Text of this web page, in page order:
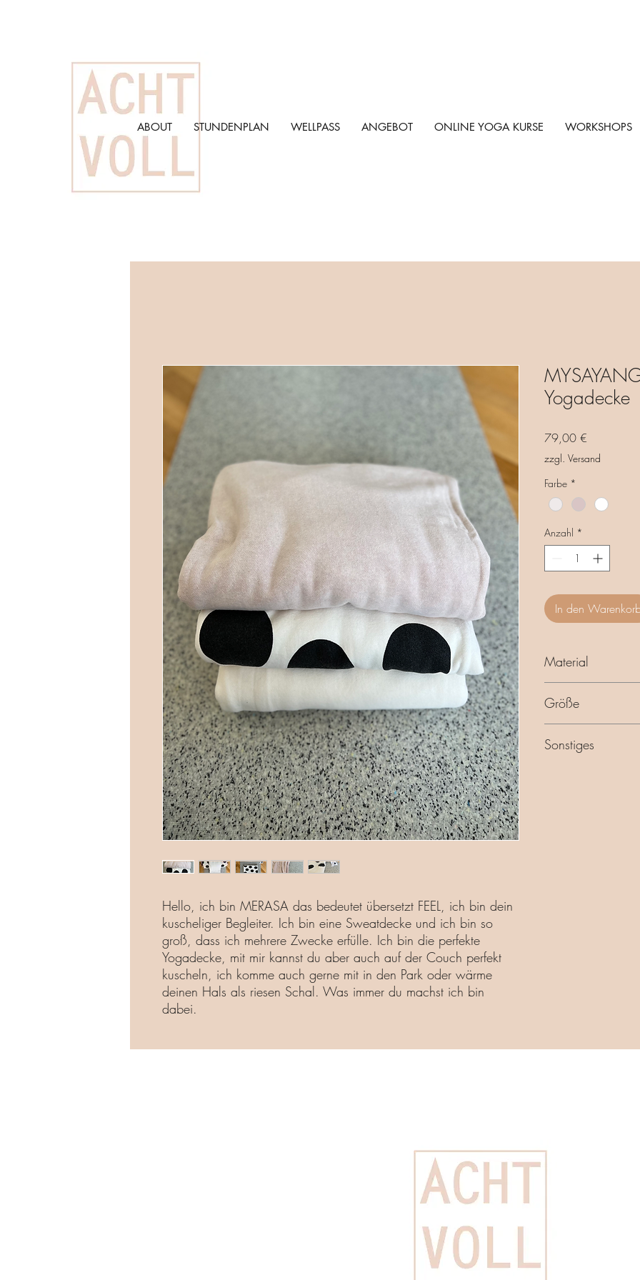
ABOUT STUNDENPLAN WELLPASS ANGEBOT ONLINE YOGA KURSE WORKSHOPS
Hello, ich bin MERASA das bedeutet übersetzt FEEL, ich bin dein
kuscheliger Begleiter. Ich bin eine Sweatdecke und ich bin so
groß, dass ich mehrere Zwecke erfülle. Ich bin die perfekte
Yogadecke, mit mir kannst du aber auch auf der Couch perfekt
kuscheln, ich komme auch gerne mit in den Park oder wärme
deinen Hals als riesen Schal. Was immer du machst ich bin
dabei.
Yogadecke
79,00 €
zzgl. Versand
Farbe *
Anzahl *
In den
Material
Größe
Sonstiges